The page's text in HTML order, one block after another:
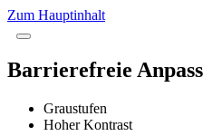
Zum Hauptinhalt
Barrierefreie
Graustufen
Hoher Kontrast